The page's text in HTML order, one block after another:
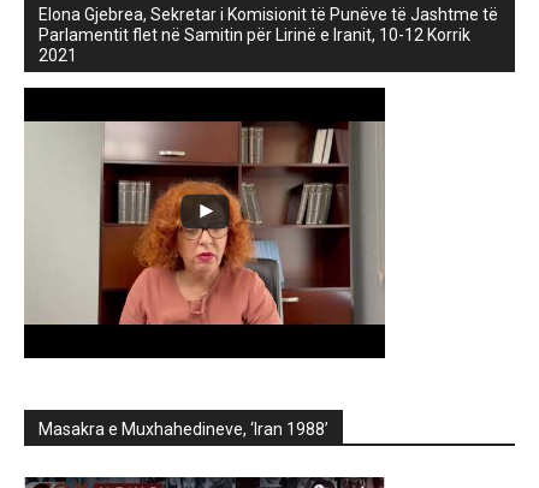
Elona Gjebrea, Sekretar i Komisionit të Punëve të Jashtme të
Parlamentit flet në Samitin për Lirinë e Iranit, 10-12 Korrik
2021
Masakra e Muxhahedineve, ‘Iran 1988’